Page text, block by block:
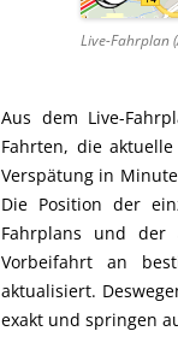
Live-Fahrplan
Aus dem Live-
Fahrten, die
Verspätung in
Die Position der
Fahrplans und der
Vorbeifahrt an
aktualisiert.
exakt und springen